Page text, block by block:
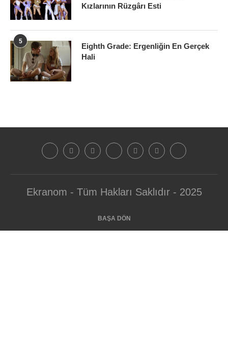
Kızlarının Rüzgârı Esti
5
Eighth Grade: Ergenliğin En Gerçek
Hali
Ekranom - Tüm Hakları Saklıdır - 2025
BAŞA DÖN